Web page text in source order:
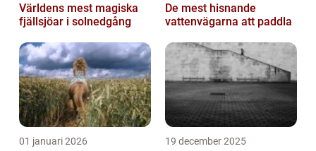
Världens mest magiska
fjällsjöar i solnedgång
De mest hisnande
vattenvägarna att paddla
01 januari 2026 19 december 2025